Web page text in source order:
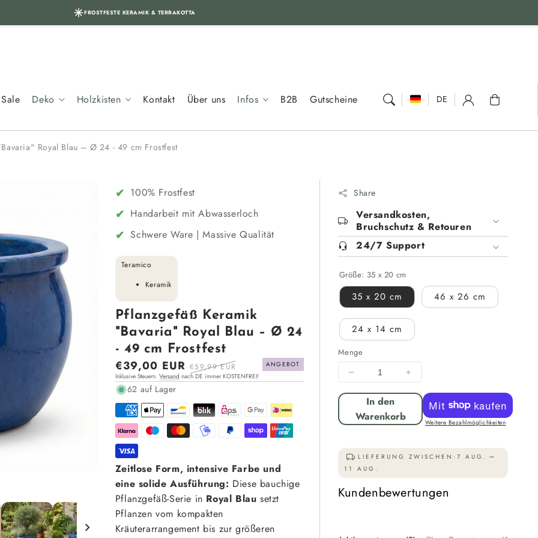
FROSTFESTE KERAMIK & TERRAKOTTA
Sale Deko Holzkisten Kontakt Über uns Infos B2B Gutscheine DE Warenkorb
Royal Blau – Ø 24 - 49 cm Frostfest
✔ 100% Frostfest
✔ Handarbeit mit Abwasserloch
✔ Schwere Ware | Massive Qualität
Teramico
Keramik
Pflanzgefäß Keramik
"Bavaria" Royal Blau – Ø 24
- 49 cm Frostfest
Sonderpreis
€39,00 EUR Normaler
Preis
€59,99 EUR
ANGEBOT
Inklusive Steuern. Versandnach DE immer KOSTENFREI!
62 auf Lager
Zeitlose Form, intensive Farbe und
eine solide Ausführung: Diese bauchige
Pflanzgefäß-Serie in Royal Blau setzt
Pflanzen vom kompakten
Kräuterarrangement bis zur größeren
Share
Versandkosten,
Bruchschutz & Retouren
24/7 Support
Größe: 35 x 20 cm
35 x 20 cm 46 x 26 cm
24 x 14 cm
Menge
Menge
für
Pflanzgefäß
Keramik
&quot;Bavaria&quot;
Blau
–
Ø
24
Menge
für
Pflanzgefäß
Keramik
&quot;Bavaria&quot;
Blau
Ø
24
In den
Warenkorb
Weitere Bezahlmöglichkeiten
LIEFERUNG ZWISCHEN: 7 AUG.
11 AUG.
Kundenbewertungen